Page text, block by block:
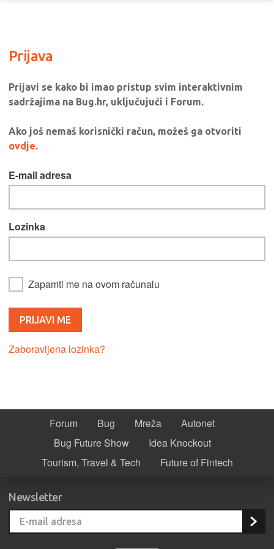
Prijava
Prijavi se kako bi imao pristup svim interaktivnim
sadržajima na Bug.hr, uključujući i Forum.
Ako još nemaš korisnički račun, možeš ga otvoriti
ovdje.
E-mail adresa
Lozinka
Zapamti me na ovom računalu
Zaboravljena lozinka?
Forum Bug Mreža
Autonet
Bug Future Show
Idea Knockout
Tourism, Travel & Tech
Future of Fintech
Newsletter